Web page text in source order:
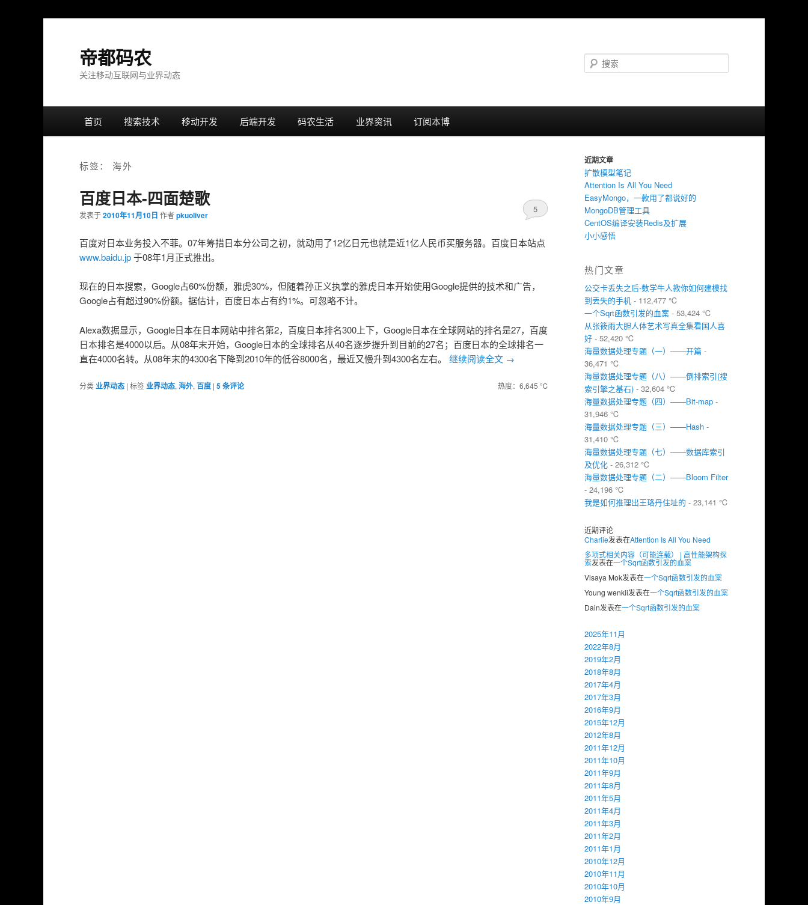
帝都码农
关注移动互联网与业界动态
跳
正
文
跳
边
栏
首页 搜索技术 移动开发 后端开发 码农生活 业界资讯 订阅本博
标签： 海外
百度日本-四面楚歌
发表于2010年11月10日 作者pkuoliver
5
百度对日本业务投入不菲。07年筹措日本分公司之初，就动用了12亿日元也就是近1亿人民币买服务器。百度日本站点
www.baidu.jp于08年1月正式推出。
现在的日本搜索，Google占60%份额，雅虎30%，但随着孙正义执掌的雅虎日本开始使用Google提供的技术和广告，
Google占有超过90%份额。据估计，百度日本占有约1%。可忽略不计。
Alexa数据显示，Google日本在日本网站中排名第2，百度日本排名300上下，Google日本在全球网站的排名是27，百度
日本排名是4000以后。从08年末开始，Google日本的全球排名从40名逐步提升到目前的27名；百度日本的全球排名一
直在4000名转。从08年末的4300名下降到2010年的低谷8000名，最近又慢升到4300名左右。 继续阅读全文 →
分类业界动态 | 标签业界动态, 海外, 百度 | 5条评论 热度：6,645 ℃
近期文章
扩散模型笔记
Attention Is All You Need
EasyMongo，一款用了都说好的
MongoDB管理工具
CentOS编译安装Redis及扩展
小小感悟
热门文章
公交卡丢失之后-数学牛人教你如何建模找
到丢失的手机 - 112,477 ℃
一个Sqrt函数引发的血案 - 53,424 ℃
从张筱雨大胆人体艺术写真全集看国人喜
好 - 52,420 ℃
海量数据处理专题（一）——开篇 -
36,471 ℃
海量数据处理专题（八）——倒排索引(搜
索引擎之基石) - 32,604 ℃
海量数据处理专题（四）——Bit-map -
31,946 ℃
海量数据处理专题（三）——Hash -
31,410 ℃
海量数据处理专题（七）——数据库索引
及优化 - 26,312 ℃
海量数据处理专题（二）——Bloom Filter
- 24,196 ℃
我是如何推理出王珞丹住址的 - 23,141 ℃
近期评论
Charlie发表在Attention Is All You Need
多项式相关内容（可能连载） | 高性能架构探
索发表在一个Sqrt函数引发的血案
Visaya Mok发表在一个Sqrt函数引发的血案
Young wenkii发表在一个Sqrt函数引发的血案
Dain发表在一个Sqrt函数引发的血案
2025年11月
2022年8月
2019年2月
2018年8月
2017年4月
2017年3月
2016年9月
2015年12月
2012年8月
2011年12月
2011年10月
2011年9月
2011年8月
2011年5月
2011年4月
2011年3月
2011年2月
2011年1月
2010年12月
2010年11月
2010年10月
2010年9月